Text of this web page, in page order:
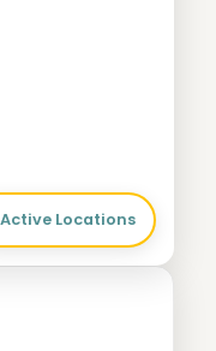
Active Locations